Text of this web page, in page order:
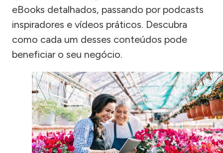
eBooks detalhados, passando por podcasts
inspiradores e vídeos práticos. Descubra
como cada um desses conteúdos pode
beneficiar o seu negócio.